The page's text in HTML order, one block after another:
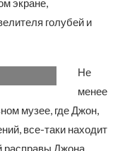
экране,
голубей и
Не
менее
музее, где Джон,
все-таки находит
расправы Джона,